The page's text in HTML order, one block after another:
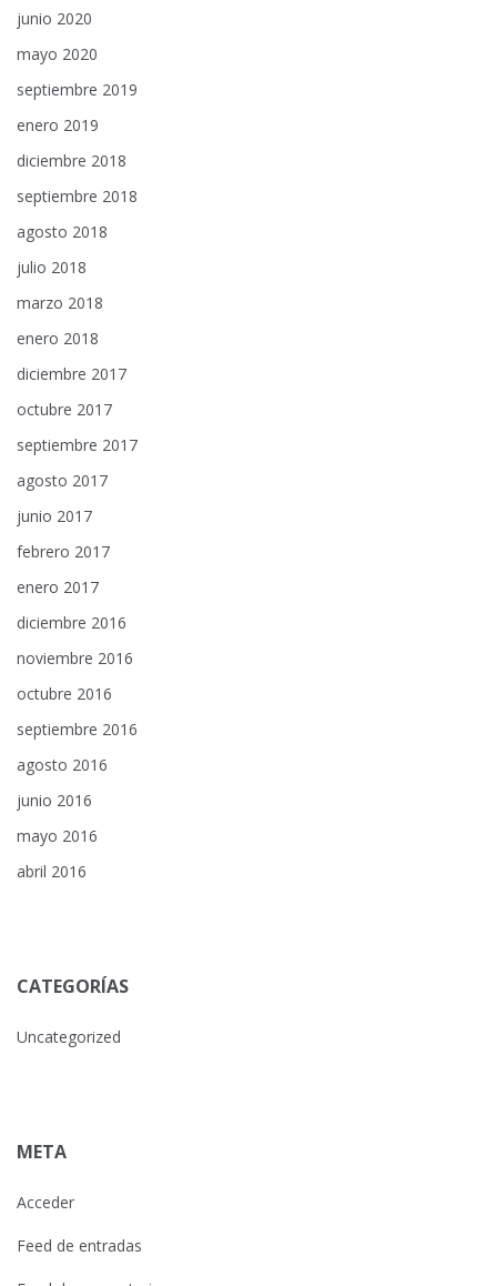
junio 2020
mayo 2020
septiembre 2019
enero 2019
diciembre 2018
septiembre 2018
agosto 2018
julio 2018
marzo 2018
enero 2018
diciembre 2017
octubre 2017
septiembre 2017
agosto 2017
junio 2017
febrero 2017
enero 2017
diciembre 2016
noviembre 2016
octubre 2016
septiembre 2016
agosto 2016
junio 2016
mayo 2016
abril 2016
CATEGORÍAS
Uncategorized
META
Acceder
Feed de entradas